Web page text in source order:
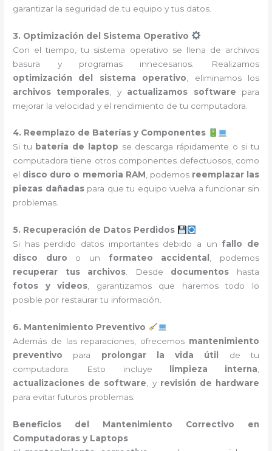
garantizar la seguridad de tu equipo y tus datos.
3. Optimización del Sistema Operativo
Con el tiempo, tu sistema operativo se llena de archivos
basura y programas innecesarios. Realizamos
optimización del sistema operativo , eliminamos los
archivos temporales , y actualizamos software para
mejorar la velocidad y el rendimiento de tu computadora.
4. Reemplazo de Baterías y Componentes
Si tu batería de laptop se descarga rápidamente o si tu
computadora tiene otros componentes defectuosos, como
el disco duro o memoria RAM, podemos reemplazar las
piezas dañadaspara que tu equipo vuelva a funcionar sin
problemas.
5. Recuperación de Datos Perdidos
Si has perdido datos importantes debido a un fallo de
disco duro o un formateo accidental , podemos
recuperar tus archivos. Desde documentos hasta
fotos y videos, garantizamos que haremos todo lo
posible por restaurar tu información.
6. Mantenimiento Preventivo
Además de las reparaciones, ofrecemos mantenimiento
preventivo para prolongar la vida útil
de tu
computadora. Esto incluye
limpieza interna
actualizaciones de software , y revisión de hardware
para evitar futuros problemas.
Beneficios del Mantenimiento Correctivo en
Computadoras y Laptops